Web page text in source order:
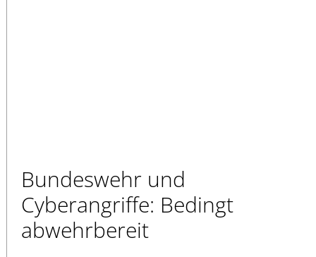
Bundeswehr und
Cyberangriffe: Bedingt
abwehrbereit